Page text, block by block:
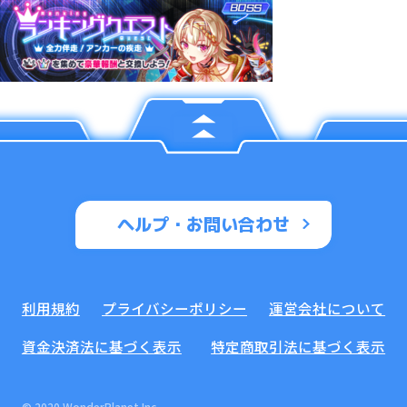
ヘルプ・お問い合わせ
利用規約 プライバシーポリシー
運営会社について
資金決済法に基づく表示
特定商取引法に基づく表示